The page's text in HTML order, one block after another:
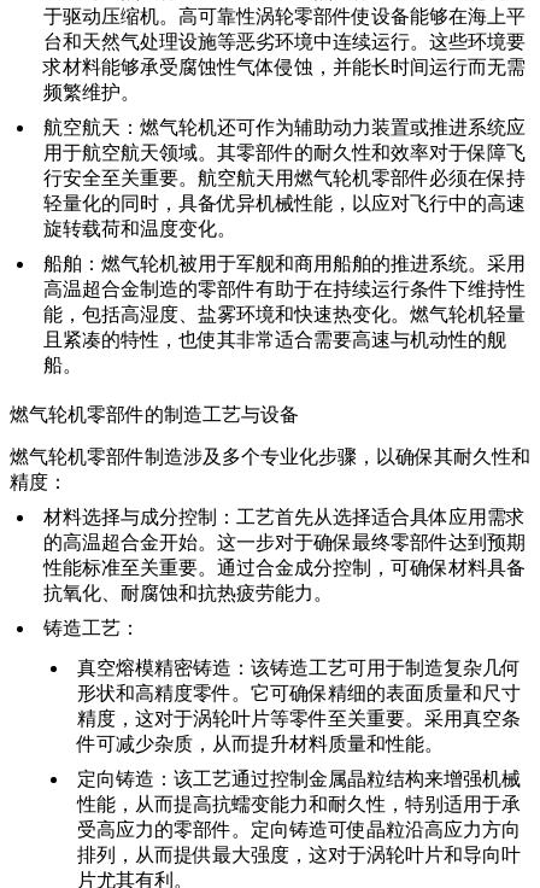
于驱动压缩机。 高可靠性涡轮零部件使设备能够在海上平
台和天然气处理设施等恶劣环境中连续运行。这些环境要
求材料能够承受腐蚀性气体侵蚀，并能长时间运行而无需
频繁维护。
航空航天 ：燃气轮机还可作为辅助动力装置或推进系统应
用于航空航天领域。其零部件的耐久性和效率对于保障飞
行安全至关重要。航空航天用燃气轮机零部件必须在保持
轻量化的同时，具备优异机械性能，以应对飞行中的高速
旋转载荷和温度变化。
船舶 ：燃气轮机被用于军舰和商用船舶的推进系统。采用
高温超合金制造的零部件有助于在持续运行条件下维持性
能，包括高湿度、盐雾环境和快速热变化。燃气轮机轻量
且紧凑的特性，也使其非常适合需要高速与机动性的舰
船。
燃气轮机零部件的制造工艺与设备
燃气轮机零部件制造涉及多个专业化步骤，以确保其耐久性和
精度：
材料选择与成分控制
：工艺首先从选择适合具体应用需求
的高温超合金开始。这一步对于确保最终零部件达到预期
性能标准至关重要。通过合金成分控制
，可确保材料具备
抗氧化、耐腐蚀和抗热疲劳能力。
铸造工艺 ：
真空熔模精密铸造 ：该铸造工艺可用于制造复杂几何
形状和高精度零件。它可确保精细的表面质量和尺寸
精度 ，这对于涡轮叶片等零件至关重要。采用真空条
件可减少杂质，从而提升材料质量和性能。
定向铸造 ：该工艺通过控制金属晶粒结构来增强机械
性能，从而提高抗蠕变能力和耐久性，特别适用于承
受高应力的零部件。 定向铸造可使晶粒沿高应力方向
排列，从而提供最大强度，这对于涡轮叶片和导向叶
片尤其有利。